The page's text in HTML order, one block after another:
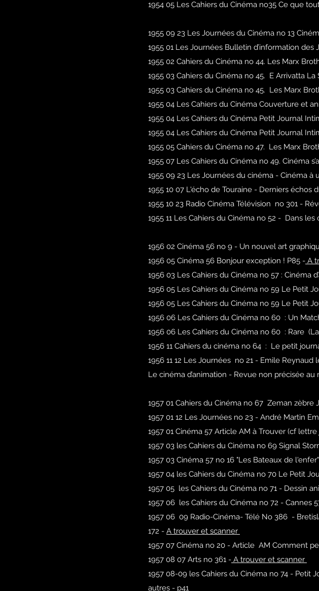
1954 05 Les Cahiers du Cinéma no35 Ce que
1955 09 23 Les Journées du Cinéma no 13
1955 01 Les Journées Bulletin d’information
1955 02 Cahiers du Cinéma no 44. Les Marx
1955 03 Cahiers du Cinéma no 45. E Arrivatta La
1955 03 Cahiers du Cinéma no 45. Les Marx
1955 04 Les Cahiers du Cinéma Couverture et
1955 04 Les Cahiers du Cinéma Petit Journal
1955 04 Les Cahiers du Cinéma Petit Journal
1955 05 Cahiers du Cinéma no 47. Les Marx
1955 07 Les Cahiers du Cinéma no 49. Cinéma
1955 09 23 Les Journées du cinéma - Cinéma à
1955 10 07 L'écho de Touraine - Derniers
1955 10 23 Radio Cinéma Télévision no 301 -
1955 11 Les Cahiers du Cinéma no 52 - Dans les
1956 02 Cinéma 56 no 9 - Un nouvel art
1956 05 Cinéma 56 Bonjour exception ! P85 - A
1956 03 Les Cahiers du Cinéma no 57 : Cinéma
1956 05 Les Cahiers du Cinéma no 59 Le Petit
1956 05 Les Cahiers du Cinéma no 59 Le Petit
1956 06 Les Cahiers du Cinéma no 60 : Un
1956 06 Les Cahiers du Cinéma no 60 : Rare
1956 11 Cahiers du cinéma no 64 : Le petit
1956 11 12 Les Journées no 21 - Emile Reynaud
Le cinéma d’animation - Revue non précisée
1957 01 Cahiers du Cinéma no 67 Zeman zèbre
1957 01 12 Les Journées no 23 - André Martin
1957 01 Cinéma 57 Article AM à Trouver (cf
1957 03 les Cahiers du Cinéma no 69 Signal
1957 03 Cinéma 57 no 16 "Les Bateaux de
1957 04 les Cahiers du Cinéma no 70 Le Petit
1957 05 les Cahiers du Cinéma no 71 - Dessin
1957 06 les Cahiers du Cinéma no 72 - Cannes
1957 06 09 Radio-Cinéma- Télé No 386 -
172 - A trouver et scanner
1957 07 Cinéma no 20 - Article AM Comment
1957 08 07 Arts no 361 - A trouver et scanner
1957 08-09 les Cahiers du Cinéma no 74 - Petit
autres - p41